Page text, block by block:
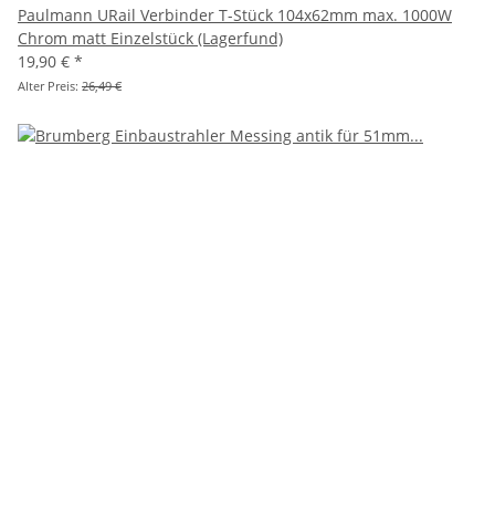
Paulmann URail Verbinder T-Stück 104x62mm max. 1000W
Chrom matt Einzelstück (Lagerfund)
19,90 € *
Alter Preis: 26,49 €